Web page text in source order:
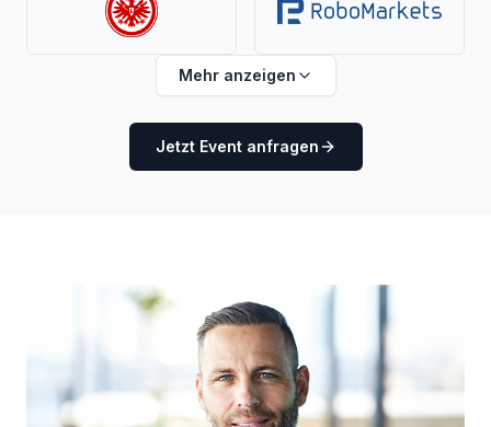
Mehr anzeigen
Jetzt Event anfragen